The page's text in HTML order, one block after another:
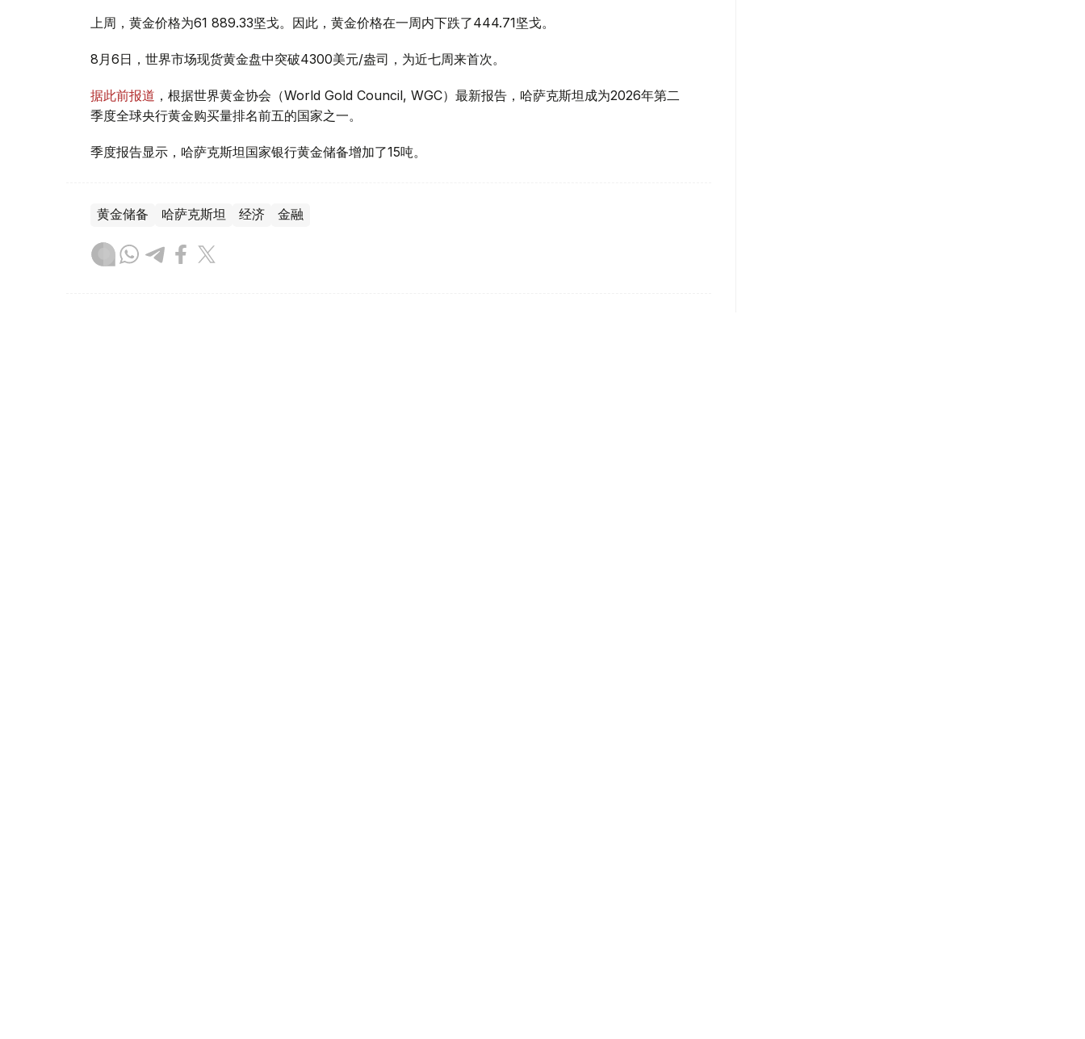
上周，黄金价格为61 889.33坚戈。因此，黄金价格在一周内下跌了444.71坚戈。
8月6日，世界市场现货黄金盘中突破4300美元/盎司，为近七周来首次。
据此前报道 ，根据世界黄金协会（World Gold Council, WGC）最新报告，哈萨克斯坦成为2026年第二
季度全球央行黄金购买量排名前五的国家之一。
季度报告显示，哈萨克斯坦国家银行黄金储备增加了15吨。
黄金储备 哈萨克斯坦 经济 金融